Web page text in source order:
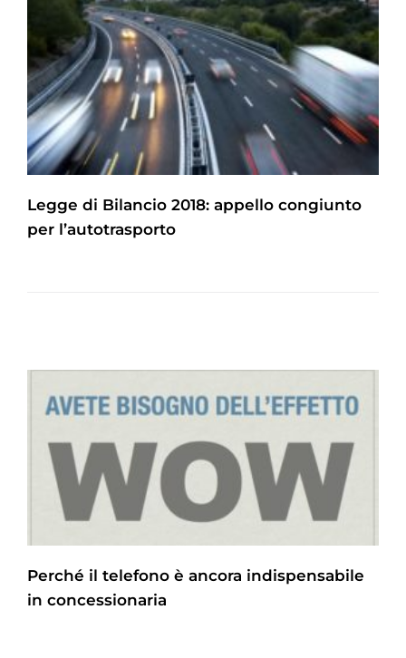
Legge di Bilancio 2018: appello congiunto
per l’autotrasporto
Perché il telefono è ancora indispensabile
in concessionaria